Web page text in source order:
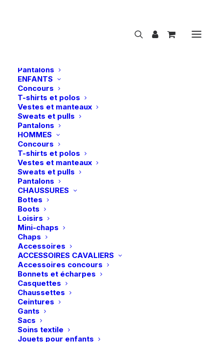
Pantalons
ENFANTS
Concours
T-shirts et polos
Vestes et manteaux
Sweats et pulls
Pantalons
HOMMES
Concours
T-shirts et polos
Vestes et manteaux
Sweats et pulls
Pantalons
CHAUSSURES
Bottes
Boots
Loisirs
Mini-chaps
Chaps
Accessoires
ACCESSOIRES CAVALIERS
Accessoires concours
Bonnets et écharpes
Casquettes
Chaussettes
Ceintures
Gants
Sacs
Soins textile
Jouets pour enfants
Kentucky | Amortisseur Correction Impact
18mm – Noir
Kentucky | Amortisseur Correction Impact 18mm – Noir
-50%